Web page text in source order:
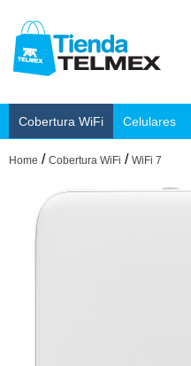
Cobertura WiFi Celulares
Home / Cobertura WiFi / WiFi 7